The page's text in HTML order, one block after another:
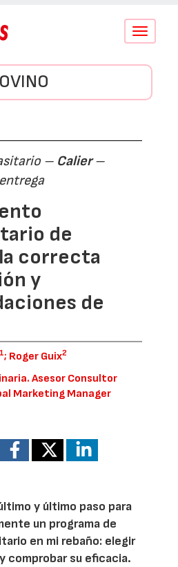
Conmutar
OVINO
– Calier–
de
correcta
y
de
1; Roger Guix2
Asesor Consultor
Marketing Manager
y último paso para
un programa de
en mi rebaño: elegir
comprobar su eficacia.